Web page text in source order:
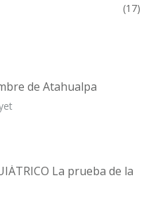
(17)
de Atahualpa
La prueba de la